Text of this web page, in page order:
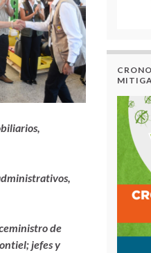
de
jefes y